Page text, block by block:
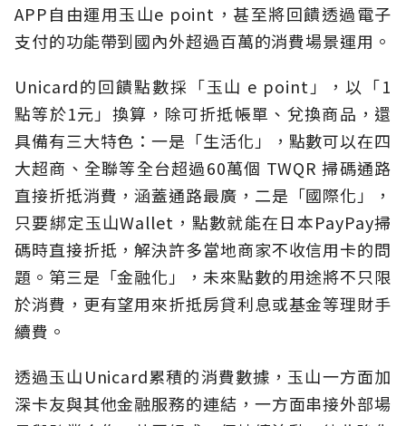
APP自由運用玉山e point，甚至將回饋透過電子
支付的功能帶到國內外超過百萬的消費場景運用。
Unicard的回饋點數採「玉山 e point」，以「1
點等於1元」換算，除可折抵帳單、兌換商品，還
具備有三大特色：一是「生活化」，點數可以在四
大超商、全聯等全台超過60萬個 TWQR 掃碼通路
直接折抵消費，涵蓋通路最廣，二是「國際化」，
只要綁定玉山Wallet，點數就能在日本PayPay掃
碼時直接折抵，解決許多當地商家不收信用卡的問
題。第三是「金融化」，未來點數的用途將不只限
於消費，更有望用來折抵房貸利息或基金等理財手
續費。
透過玉山Unicard累積的消費數據，玉山一方面加
深卡友與其他金融服務的連結，一方面串接外部場